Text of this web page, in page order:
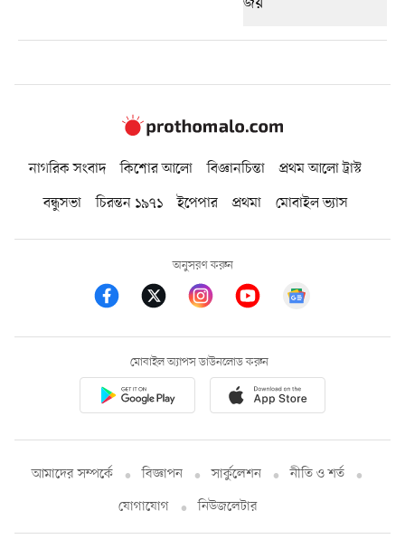
নাগরিক সংবাদ কিশোর আলো বিজ্ঞানচিন্তা
প্রথম আলো ট্রাস্ট
বন্ধুসভা
চিরন্তন ১৯৭১ ইপেপার প্রথমা মোবাইল ভ্যাস
অনুসরণ করুন
মোবাইল অ্যাপস ডাউনলোড করুন
আমাদের সম্পর্কে বিজ্ঞাপন সার্কুলেশন
নীতি ও শর্ত
যোগাযোগ
নিউজলেটার